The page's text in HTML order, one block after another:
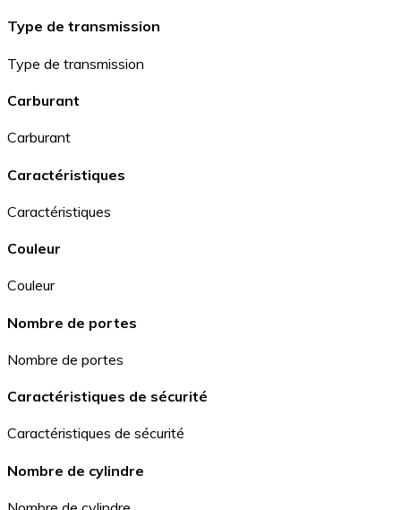
Type de transmission
Type de transmission
Carburant
Carburant
Caractéristiques
Caractéristiques
Couleur
Couleur
Nombre de portes
Nombre de portes
Caractéristiques de sécurité
Caractéristiques de sécurité
Nombre de cylindre